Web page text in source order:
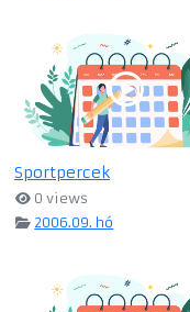
Sportpercek
0 views
2006.09. hó